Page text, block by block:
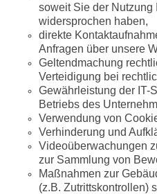
soweit Sie der Nutzung
widersprochen haben,
direkte
Anfragen über unsere
Geltendmachung
Verteidigung bei
Gewährleistung der IT-
Betriebs des
Verwendung von
Verhinderung und
Videoüberwachungen
zur Sammlung von
Maßnahmen zur
(z.B. Zutrittskontrollen)